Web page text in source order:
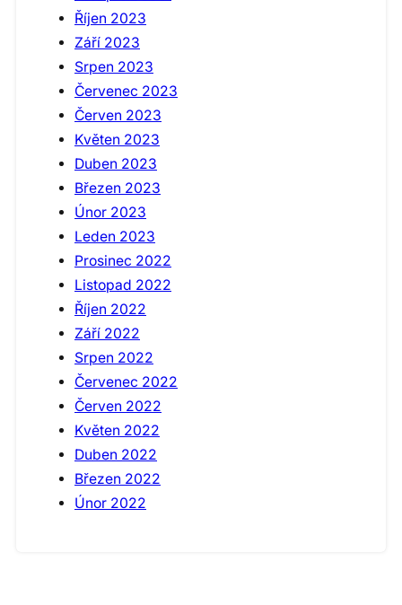
Říjen 2023
Září 2023
Srpen 2023
Červenec 2023
Červen 2023
Květen 2023
Duben 2023
Březen 2023
Únor 2023
Leden 2023
Prosinec 2022
Listopad 2022
Říjen 2022
Září 2022
Srpen 2022
Červenec 2022
Červen 2022
Květen 2022
Duben 2022
Březen 2022
Únor 2022